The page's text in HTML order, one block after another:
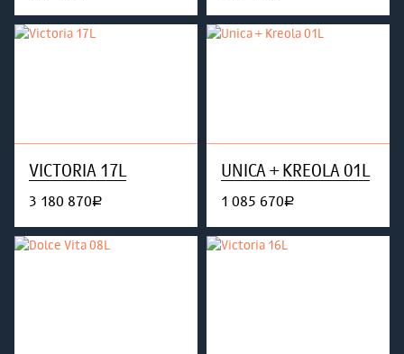
VICTORIA 17L
3 180 870руб.
UNICA + KREOLA 01L
1 085 670руб.